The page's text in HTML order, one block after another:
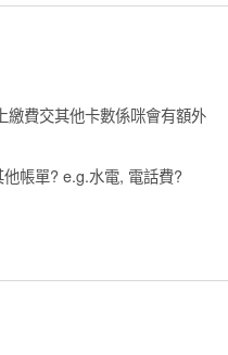
繳費交其他卡數係咪會有額外
帳單? e.g.水電, 電話費?